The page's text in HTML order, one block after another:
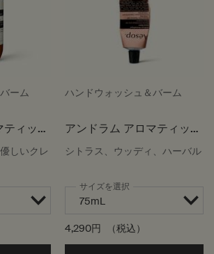
ーム
ィック
しいクレ
ハンドウォッシュ＆バーム
アンドラム アロマティック
ハンドバーム
シトラス、ウッディ、ハーバル
サイズを選択
4,290円 （税込）